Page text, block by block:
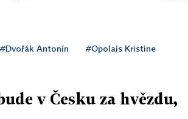
#Dvořák Antonín #Opolais Kristine
v Česku za hvězdu,